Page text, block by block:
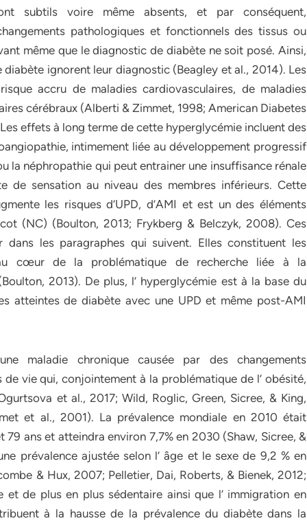
subtils voire même absents, et par conséquent,
pathologiques et fonctionnels des tissus ou
même que le diagnostic de diabète ne soit posé. Ainsi,
ignorent leur diagnostic (Beagley et al., 2014). Les
accru de maladies cardiovasculaires, de maladies
cérébraux (Alberti & Zimmet, 1998; American Diabetes
effets à long terme de cette hyperglycémie incluent des
intimement liée au développement progressif
la néphropathie qui peut entrainer une insuffisance rénale
de sensation au niveau des membres inférieurs. Cette
les risques d’UPD, d’AMI et est un des éléments
(NC) (Boulton, 2013; Frykberg & Belczyk, 2008). Ces
les paragraphes qui suivent. Elles constituent les
cœur de la problématique de recherche liée à la
2013). De plus, l’ hyperglycémie est à la base du
atteintes de diabète avec une UPD et même post-AMI
maladie chronique causée par des changements
vie qui, conjointement à la problématique de l’ obésité,
et al., 2017; Wild, Roglic, Green, Sicree, & King,
et al., 2001). La prévalence mondiale en 2010 était
ans et atteindra environ 7,7% en 2030 (Shaw, Sicree, &
prévalence ajustée selon l’ âge et le sexe de 9,2 % en
& Hux, 2007; Pelletier, Dai, Roberts, & Bienek, 2012;
de plus en plus sédentaire ainsi que l’ immigration en
à la hausse de la prévalence du diabète dans la